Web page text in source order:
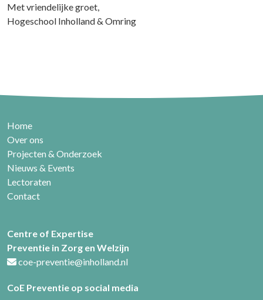
Met vriendelijke groet,
Hogeschool Inholland & Omring
Home
Over ons
Projecten & Onderzoek
Nieuws & Events
Lectoraten
Contact
Centre of Expertise
Preventie in Zorg en Welzijn
coe-preventie@inholland.nl
CoE Preventie op social media